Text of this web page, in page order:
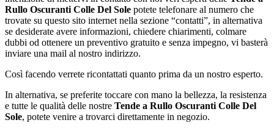
Rullo Oscuranti Colle Del Sole potete telefonare al numero che
trovate su questo sito internet nella sezione “contatti”, in alternativa
se desiderate avere informazioni, chiedere chiarimenti, colmare
dubbi od ottenere un preventivo gratuito e senza impegno, vi basterà
inviare una mail al nostro indirizzo.
Così facendo verrete ricontattati quanto prima da un nostro esperto.
In alternativa, se preferite toccare con mano la bellezza, la resistenza
e tutte le qualità delle nostre Tende a Rullo Oscuranti Colle Del
Sole, potete venire a trovarci direttamente in negozio.